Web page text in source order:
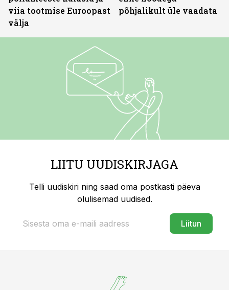
viia tootmise Euroopast
välja
põhjalikult üle vaadata
LIITU UUDISKIRJAGA
Telli uudiskiri ning saad oma postkasti päeva
olulisemad uudised.
Liitun